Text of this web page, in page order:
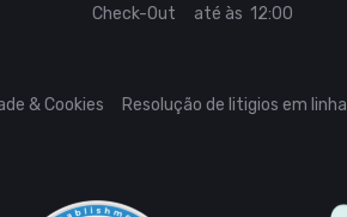
Check-Out até às 12:00
& Cookies Resolução de litigios em linha